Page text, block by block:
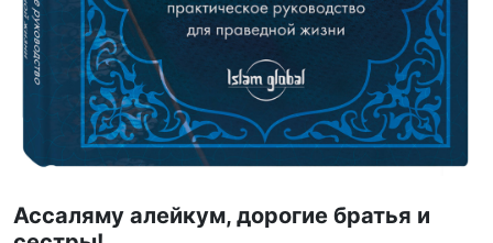
Ассаляму алейкум, дорогие братья и